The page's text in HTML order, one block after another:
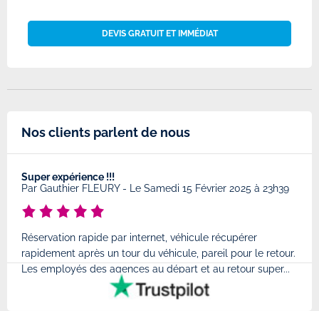
DEVIS GRATUIT ET IMMÉDIAT
Nos clients parlent de nous
Super expérience !!!
Par Gauthier FLEURY- Le Samedi 15 Février 2025 à 23h39
Réservation rapide par internet, véhicule récupérer
rapidement après un tour du véhicule, pareil pour le retour.
Les employés des agences au départ et au retour super...